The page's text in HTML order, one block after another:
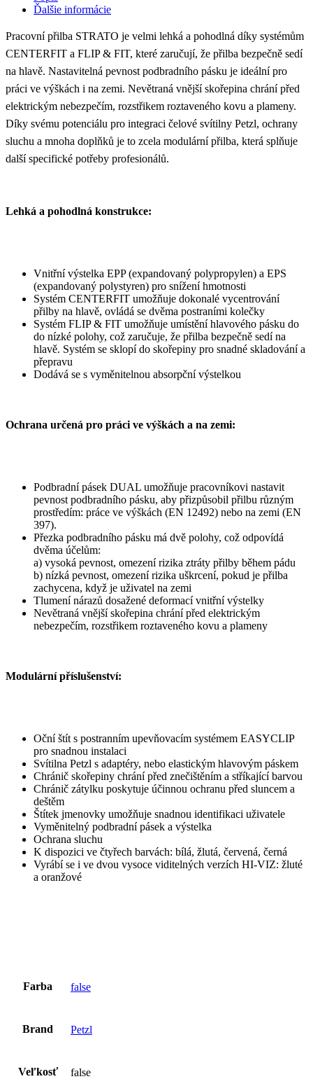
Ďalšie informácie
Pracovní přilba STRATO je velmi lehká a pohodlná díky systémům
CENTERFIT a FLIP & FIT, které zaručují, že přilba bezpečně sedí
na hlavě. Nastavitelná pevnost podbradního pásku je ideální pro
práci ve výškách i na zemi. Nevětraná vnější skořepina chrání před
elektrickým nebezpečím, rozstřikem roztaveného kovu a plameny.
Díky svému potenciálu pro integraci čelové svítilny Petzl, ochrany
sluchu a mnoha doplňků je to zcela modulární přilba, která splňuje
další specifické potřeby profesionálů.
Lehká a pohodlná konstrukce:
Vnitřní výstelka EPP (expandovaný polypropylen) a EPS
(expandovaný polystyren) pro snížení hmotnosti
Systém CENTERFIT umožňuje dokonalé vycentrování
přilby na hlavě, ovládá se dvěma postraními kolečky
Systém FLIP & FIT umožňuje umístění hlavového pásku do
do nízké polohy, což zaručuje, že přilba bezpečně sedí na
hlavě. Systém se sklopí do skořepiny pro snadné skladování a
přepravu
Dodává se s vyměnitelnou absorpční výstelkou
Ochrana určená pro práci ve výškách a na zemi:
Podbradní pásek DUAL umožňuje pracovníkovi nastavit
pevnost podbradního pásku, aby přizpůsobil přilbu různým
prostředím: práce ve výškách (EN 12492) nebo na zemi (EN
397).
Přezka podbradního pásku má dvě polohy, což odpovídá
dvěma účelům:
a) vysoká pevnost, omezení rizika ztráty přilby během pádu
b) nízká pevnost, omezení rizika uškrcení, pokud je přilba
zachycena, když je uživatel na zemi
Tlumení nárazů dosažené deformací vnitřní výstelky
Nevětraná vnější skořepina chrání před elektrickým
nebezpečím, rozstřikem roztaveného kovu a plameny
Modulární příslušenství:
Oční štít s postranním upevňovacím systémem EASYCLIP
pro snadnou instalaci
Svítilna Petzl s adaptéry, nebo elastickým hlavovým páskem
Chránič skořepiny chrání před znečištěním a stříkající barvou
Chránič zátylku poskytuje účinnou ochranu před sluncem a
deštěm
Štítek jmenovky umožňuje snadnou identifikaci uživatele
Vyměnitelný podbradní pásek a výstelka
Ochrana sluchu
K dispozici ve čtyřech barvách: bílá, žlutá, červená, černá
Vyrábí se i ve dvou vysoce viditelných verzích HI-VIZ: žluté
a oranžové
Farba false
Brand Petzl
Veľkosť false